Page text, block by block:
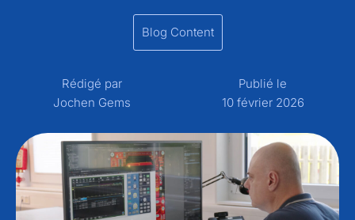
Blog Content
Rédigé par
Jochen Gems
Publié le
10 février 2026